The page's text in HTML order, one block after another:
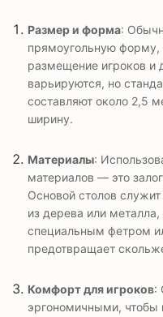
Размер и форма:
прямоугольную форму,
размещение игроков и
варьируются, но
составляют около 2,5
ширину.
Материалы:
материалов — это
Основой столов
из дерева или
специальным фетром
предотвращает
Комфорт для игроков:
эргономичными, чтобы